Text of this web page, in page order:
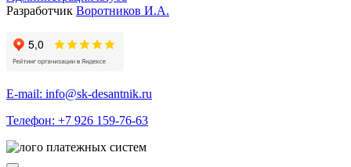
Разработчик Воротников И.А.
E-mail: info@sk-desantnik.ru
Телефон: +7 926 159-76-63